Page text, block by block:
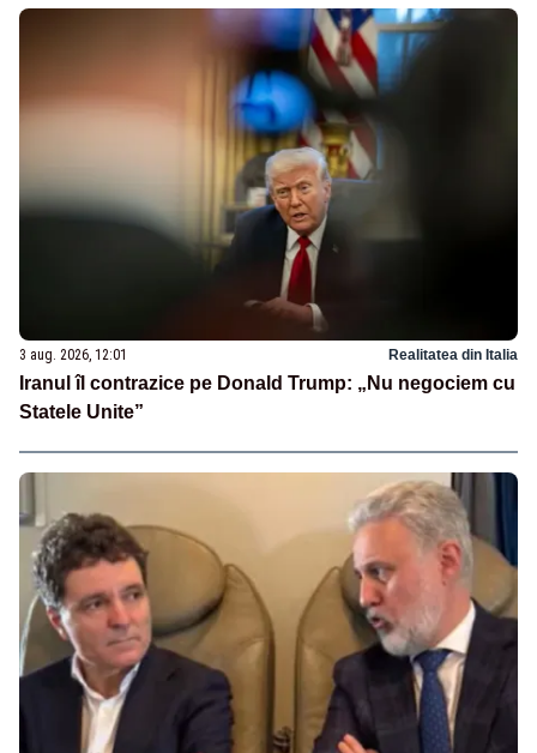
3 aug. 2026, 12:01 Realitatea din Italia
Iranul îl contrazice pe Donald Trump: „Nu negociem cu
Statele Unite”